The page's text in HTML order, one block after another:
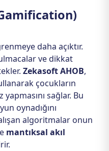
daha açıktır.
ve dikkat
Zekasoft AHOB,
çocukların
sağlar. Bu
oynadığını
algoritmalar onun
mantıksal akıl